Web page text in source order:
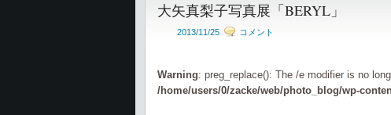
大矢真梨子写真展「BERYL」
2013/11/25 コメント
Warning: preg_replace(): The /e modifier is no
/home/users/0/zacke/web/photo_blog/wp-